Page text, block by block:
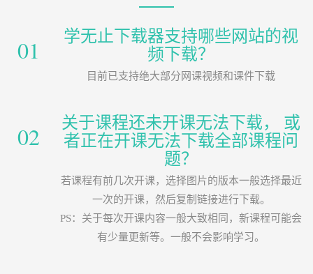
01
学无止下载器支持哪些网站的视
频下载？
目前已支持绝大部分网课视频和课件下载
02
关于课程还未开课无法下载， 或
者正在开课无法下载全部课程问
题？
若课程有前几次开课，选择图片的版本一般选择最近
一次的开课，然后复制链接进行下载。
PS：关于每次开课内容一般大致相同，新课程可能会
有少量更新等。一般不会影响学习。